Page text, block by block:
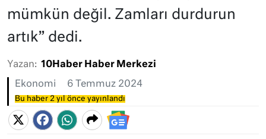
mümkün değil. Zamları durdurun
artık” dedi.
Yazan: 10Haber Haber Merkezi
Ekonomi 6 Temmuz 2024
Bu haber 2 yıl önce yayınlandı